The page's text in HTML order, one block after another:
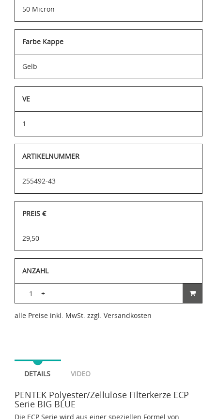
50 Micron
Farbe Kappe
Gelb
VE
1
ARTIKELNUMMER
255492-43
PREIS €
29,50
ANZAHL
- +
alle Preise inkl. MwSt. zzgl. Versandkosten
DETAILS VIDEO
PENTEK Polyester/Zellulose Filterkerze ECP
Serie BIG BLUE
Die ECP Serie wird aus einer speziellen Formel von